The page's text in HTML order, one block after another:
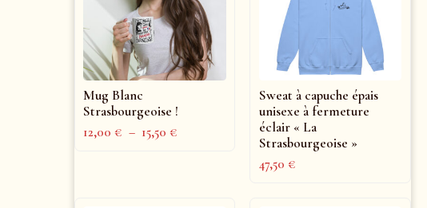
Mug Blanc
Strasbourgeoise !
12,00€ – 15,50€
Sweat à capuche épais
unisexe à fermeture
éclair « La
Strasbourgeoise »
47,50€